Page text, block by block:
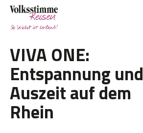
VIVA ONE:
Entspannung und
Auszeit auf dem
Rhein